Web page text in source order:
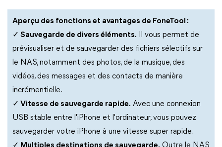
Aperçu des fonctions et avantages de FoneTool :
✓ Sauvegarde de divers éléments. Il vous permet de
prévisualiser et de sauvegarder des fichiers sélectifs sur
le NAS, notamment des photos, de la musique, des
vidéos, des messages et des contacts de manière
incrémentielle.
✓ Vitesse de sauvegarde rapide. Avec une connexion
USB stable entre l'iPhone et l'ordinateur, vous pouvez
sauvegarder votre iPhone à une vitesse super rapide.